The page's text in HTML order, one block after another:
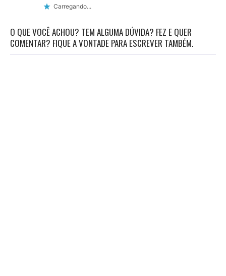
Carregando...
O QUE VOCÊ ACHOU? TEM ALGUMA DÚVIDA? FEZ E QUER
COMENTAR? FIQUE A VONTADE PARA ESCREVER TAMBÉM.